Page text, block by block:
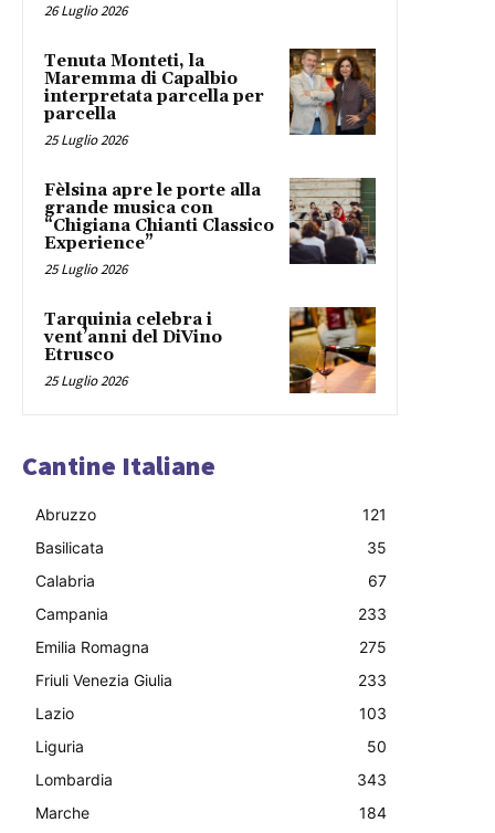
26 Luglio 2026
Tenuta Monteti, la
Maremma di Capalbio
interpretata parcella per
parcella
25 Luglio 2026
Fèlsina apre le porte alla
grande musica con
“Chigiana Chianti Classico
Experience”
25 Luglio 2026
Tarquinia celebra i
vent’anni del DiVino
Etrusco
25 Luglio 2026
Cantine Italiane
Abruzzo
121
Basilicata
35
Calabria
67
Campania
233
Emilia Romagna
275
Friuli Venezia Giulia
233
Lazio
103
Liguria
50
Lombardia
343
Marche
184